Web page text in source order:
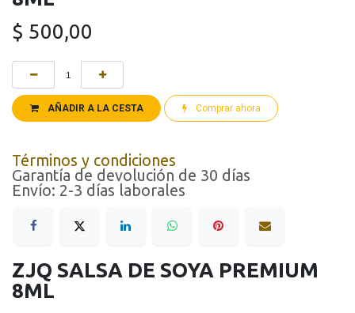
$ 500,00
AÑADIR A LA CESTA Comprar ahora
Términos y condiciones
Garantía de devolución de 30 días
Envío: 2-3 días laborales
ZJQ SALSA DE SOYA PREMIUM
8ML